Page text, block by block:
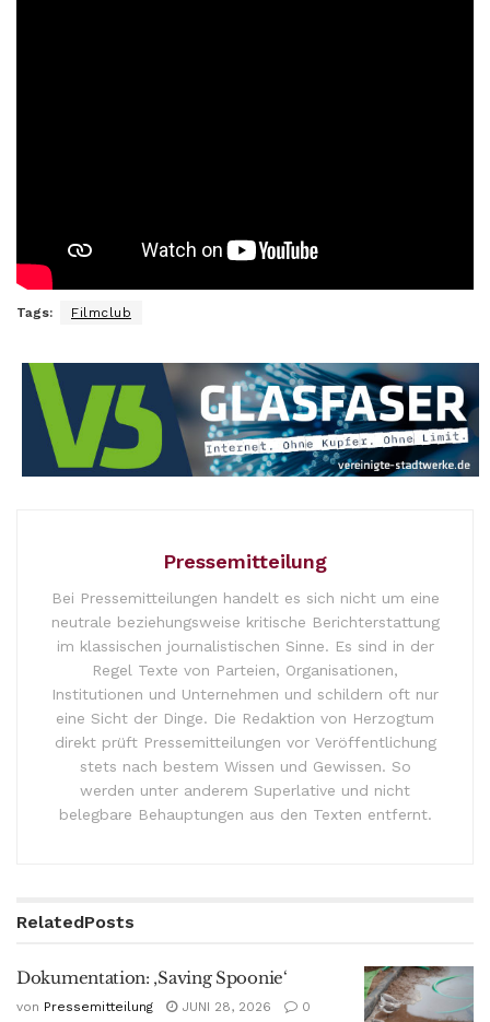
Tags: Filmclub
Pressemitteilung
Bei Pressemitteilungen handelt es sich nicht um eine
neutrale beziehungsweise kritische Berichterstattung
im klassischen journalistischen Sinne. Es sind in der
Regel Texte von Parteien, Organisationen,
Institutionen und Unternehmen und schildern oft nur
eine Sicht der Dinge. Die Redaktion von Herzogtum
direkt prüft Pressemitteilungen vor Veröffentlichung
stets nach bestem Wissen und Gewissen. So
werden unter anderem Superlative und nicht
belegbare Behauptungen aus den Texten entfernt.
RelatedPosts
Dokumentation: ‚Saving Spoonie‘
von Pressemitteilung JUNI 28, 2026
0